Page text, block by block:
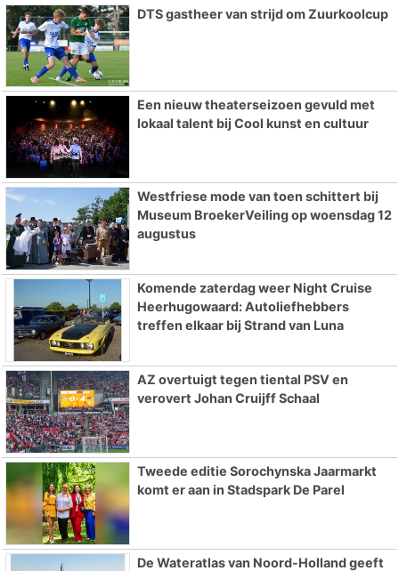
DTS gastheer van strijd om Zuurkoolcup
Een nieuw theaterseizoen gevuld met
lokaal talent bij Cool kunst en cultuur
Westfriese mode van toen schittert bij
Museum BroekerVeiling op woensdag 12
augustus
Komende zaterdag weer Night Cruise
Heerhugowaard: Autoliefhebbers
treffen elkaar bij Strand van Luna
AZ overtuigt tegen tiental PSV en
verovert Johan Cruijff Schaal
Tweede editie Sorochynska Jaarmarkt
komt er aan in Stadspark De Parel
De Wateratlas van Noord-Holland geeft